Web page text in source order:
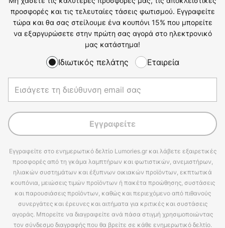
προσφορές και τις τελευταίες τάσεις φωτισμού. Εγγραφείτε
τώρα και θα σας στείλουμε ένα κουπόνι 15% που μπορείτε
να εξαργυρώσετε στην πρώτη σας αγορά στο ηλεκτρονικό
μας κατάστημα!
Ιδιωτικός πελάτης Εταιρεία
Εγγραφείτε
Εγγραφείτε στο ενημερωτικό δελτίο Lumories.gr και λάβετε εξαιρετικές
προσφορές από τη γκάμα λαμπτήρων και φωτιστικών, ανεμιστήρων,
ηλιακών συστημάτων και έξυπνων οικιακών προϊόντων, εκπτωτικά
κουπόνια, μειώσεις τιμών προϊόντων ή πακέτα προώθησης, συστάσεις
και παρουσιάσεις προϊόντων, καθώς και περιεχόμενο από πιθανούς
συνεργάτες και έρευνες και αιτήματα για κριτικές και συστάσεις
αγοράς. Μπορείτε να διαγραφείτε ανά πάσα στιγμή χρησιμοποιώντας
τον σύνδεσμο διαγραφής που θα βρείτε σε κάθε ενημερωτικό δελτίο.